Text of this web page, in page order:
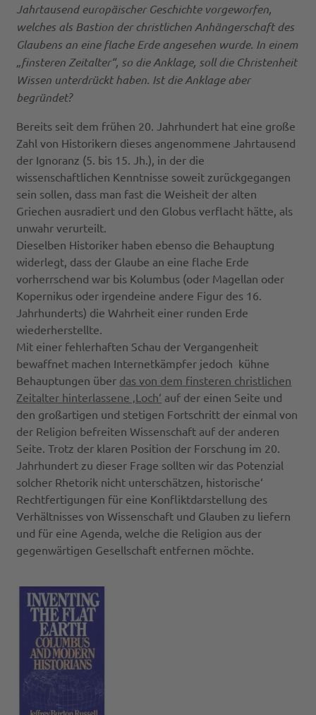
Jahrtausend europäischer Geschichte vorgeworfen,
welches als Bastion der christlichen Anhängerschaft des
Glaubens an eine flache Erde angesehen wurde. In einem
„finsteren Zeitalter“, so die Anklage, soll die Christenheit
Wissen unterdrückt haben. Ist die Anklage aber
begründet?
Bereits seit dem frühen 20. Jahrhundert hat eine große
Zahl von Historikern dieses angenommene Jahrtausend
der Ignoranz (5. bis 15. Jh.), in der die
wissenschaftlichen Kenntnisse soweit zurückgegangen
sein sollen, dass man fast die Weisheit der alten
Griechen ausradiert und den Globus verflacht hätte, als
unwahr verurteilt.
Dieselben Historiker haben ebenso die Behauptung
widerlegt, dass der Glaube an eine flache Erde
vorherrschend war bis Kolumbus (oder Magellan oder
Kopernikus oder irgendeine andere Figur des 16.
Jahrhunderts) die Wahrheit einer runden Erde
wiederherstellte.
Mit einer fehlerhaften Schau der Vergangenheit
bewaffnet machen Internetkämpfer jedoch kühne
Behauptungen über das von dem finsteren christlichen
Zeitalter hinterlassene ‚Loch‘ auf der einen Seite und
den großartigen und stetigen Fortschritt der einmal von
der Religion befreiten Wissenschaft auf der anderen
Seite. Trotz der klaren Position der Forschung im 20.
Jahrhundert zu dieser Frage sollten wir das Potenzial
solcher Rhetorik nicht unterschätzen, historische‘
Rechtfertigungen für eine Konfliktdarstellung des
Verhältnisses von Wissenschaft und Glauben zu liefern
und für eine Agenda, welche die Religion aus der
gegenwärtigen Gesellschaft entfernen möchte.